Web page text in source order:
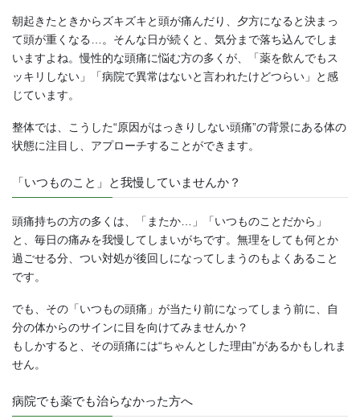
朝起きたときからズキズキと頭が痛んだり、夕方になると決まっ
て頭が重くなる…。そんな日が続くと、気分まで落ち込んでしま
いますよね。慢性的な頭痛に悩む方の多くが、「薬を飲んでもス
ッキリしない」「病院で異常はないと言われたけどつらい」と感
じています。
整体では、こうした“原因がはっきりしない頭痛”の背景にある体の
状態に注目し、アプローチすることができます。
「いつものこと」と我慢していませんか？
頭痛持ちの方の多くは、「またか…」「いつものことだから」
と、毎日の痛みを我慢してしまいがちです。無理をしても何とか
過ごせる分、つい対処が後回しになってしまうのもよくあること
です。
でも、その「いつもの頭痛」が当たり前になってしまう前に、自
分の体からのサインに目を向けてみませんか？
もしかすると、その頭痛には“ちゃんとした理由”があるかもしれま
せん。
病院でも薬でも治らなかった方へ